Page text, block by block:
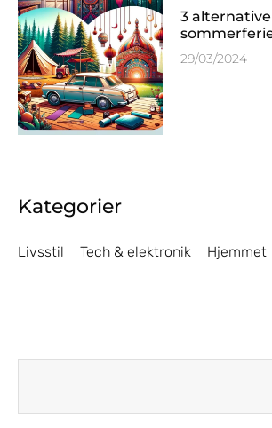
3
29/03/2024
Kategorier
Livsstil Tech & elektronik Hjemmet